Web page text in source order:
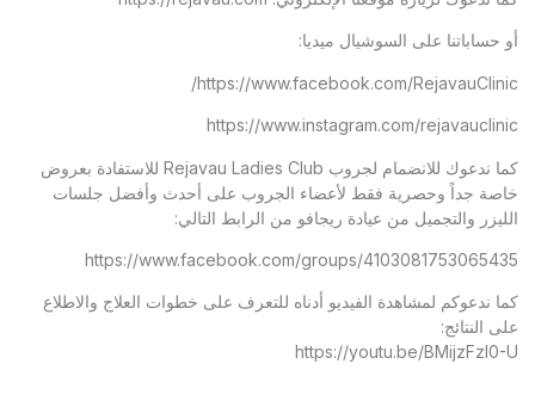
أو حساباتنا على السوشيال ميديا:
https://www.facebook.com/RejavauClinic/
https://www.instagram.com/rejavauclinic
كما ندعوك للانضمام لجروب Rejavau Ladies Club للاستفادة بعروض
خاصة جداً وحصرية فقط لأعضاء الجروب على أحدث وأفضل جلسات
الليزر والتجميل من عيادة ريجافو من الرابط التالي:
https://www.facebook.com/groups/4103081753065435
كما ندعوكم لمشاهدة الفيديو أدناه للتعرف على خطوات العلاج والاطلاع
على النتائج:
https://youtu.be/BMijzFzl0-U